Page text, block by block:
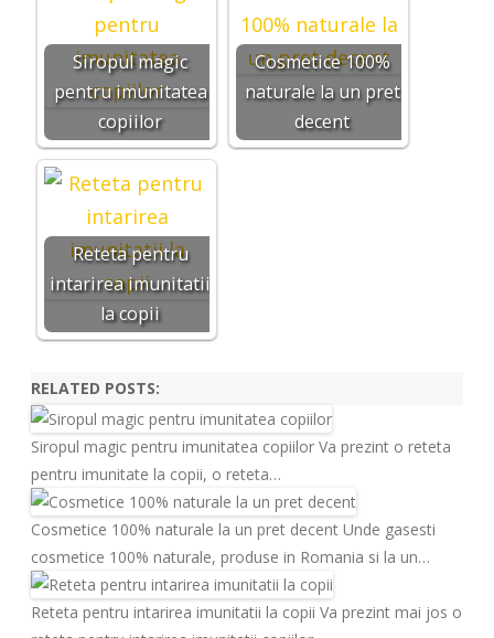
Siropul magic
pentru imunitatea
copiilor
Cosmetice 100%
naturale la un pret
decent
Reteta pentru
intarirea imunitatii
la copii
RELATED POSTS:
Siropul magic pentru imunitatea copiilor Va prezint o reteta
pentru imunitate la copii, o reteta…
Cosmetice 100% naturale la un pret decent Unde gasesti
cosmetice 100% naturale, produse in Romania si la un…
Reteta pentru intarirea imunitatii la copii Va prezint mai jos o